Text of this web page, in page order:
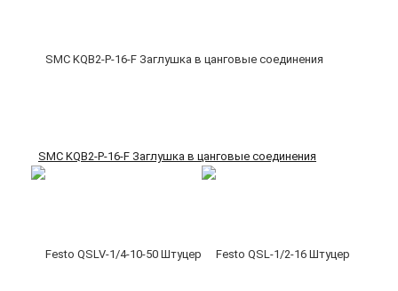
SMC KQB2-P-16-F Заглушка в цанговые соединения